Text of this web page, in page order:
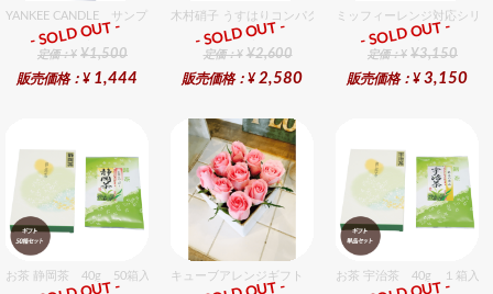
YANKEE CANDLE サンプラー3個・ホルダーセット フローラル
ギフト
定価：¥ ¥1,500
販売価格：¥ 1,444
- SOLD OUT -
木村硝子 うすはりコンパクト260cc ゾンビグラスギフト
ギフト
定価：¥ ¥2,600
販売価格：¥ 2,580
- SOLD OUT -
ミッフィーレンジ対応シリ
ギフト
定価：¥ ¥3,150
販売価格：¥ 3,150
- SOLD OUT -
お茶 静岡茶 40g 50箱入セットキューブアレンジギフト ピンクお茶 宇治茶 40g １箱入セ